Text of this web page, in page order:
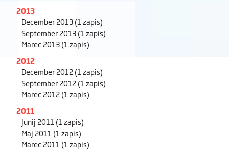
2013
December 2013(1 zapis)
September 2013(1 zapis)
Marec 2013(1 zapis)
2012
December 2012(1 zapis)
September 2012(1 zapis)
Marec 2012(1 zapis)
2011
Junij 2011 (1 zapis)
Maj 2011 (1 zapis)
Marec 2011 (1 zapis)